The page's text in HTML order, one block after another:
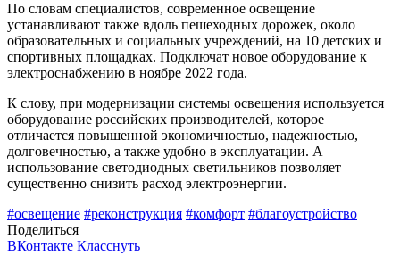
По словам специалистов, современное освещение
устанавливают также вдоль пешеходных дорожек, около
образовательных и социальных учреждений, на 10 детских и
спортивных площадках. Подключат новое оборудование к
электроснабжению в ноябре 2022 года.
К слову, при модернизации системы освещения используется
оборудование российских производителей, которое
отличается повышенной экономичностью, надежностью,
долговечностью, а также удобно в эксплуатации. А
использование светодиодных светильников позволяет
существенно снизить расход электроэнергии.
#освещение #реконструкция #комфорт #благоустройство
Поделиться
ВКонтакте Класснуть